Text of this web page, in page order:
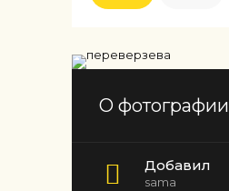
О фотографии
Добавил
sama